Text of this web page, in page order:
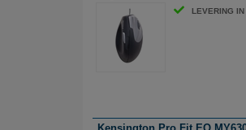
LEVERING